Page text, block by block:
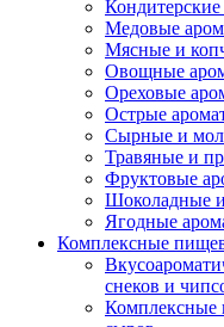
Медовые
Мясные и
Овощные
Ореховые
Острые
Сырные и
Травяные и
Фруктовые
Шоколадные
Ягодные
Комплексные
снеков и
Комплексные